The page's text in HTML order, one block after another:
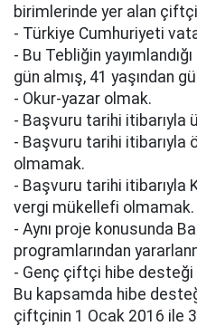
birimlerinde yer alan
- Türkiye Cumhuriyeti
- Bu Tebliğin
gün almış, 41 yaşından
- Okur-yazar olmak.
- Başvuru tarihi itibarıyla
- Başvuru tarihi itibarıyla
olmamak.
- Başvuru tarihi itibarıyla
vergi mükellefi olmamak.
- Aynı proje konusunda
programlarından
- Genç çiftçi hibe desteği
Bu kapsamda hibe
çiftçinin 1 Ocak 2016 ile